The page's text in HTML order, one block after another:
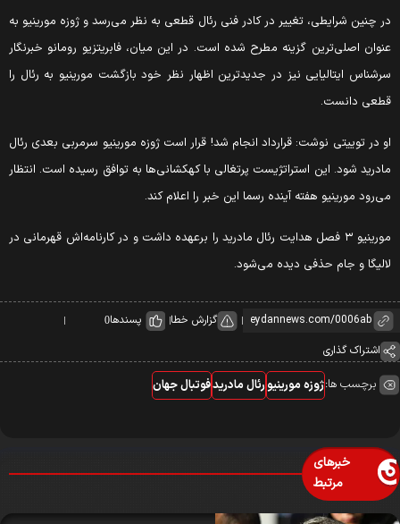
چنین شرایطی، تغییر در کادر فنی رئال قطعی به نظر می‌رسد و ژوزه مورینیو به
اصلی‌ترین گزینه مطرح شده است. در این میان، فابریتزیو رومانو خبرنگار
ایتالیایی نیز در جدیدترین اظهار نظر خود بازگشت مورینیو به رئال را
دانست.
در توییتی نوشت: قرارداد انجام شد! قرار است ژوزه مورینیو سرمربی بعدی رئال
شود. این استراتژیست پرتغالی با کهکشانی‌ها به توافق رسیده است. انتظار
مورینیو هفته آینده رسما این خبر را اعلام کند.
مورینیو ۳ فصل هدایت رئال مادرید را برعهده داشت و در کارنامه‌اش قهرمانی در
و جام حذفی دیده می‌شود.
گزارش خطا پسندها0
اشتراک گذاری
برچسب ها:ژوزه مورینیورئال مادریدفوتبال جهان
خبرهای
مرتبط